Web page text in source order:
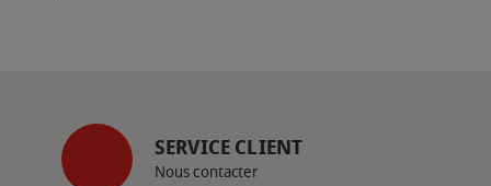
SERVICE CLIENT
Nous contacter